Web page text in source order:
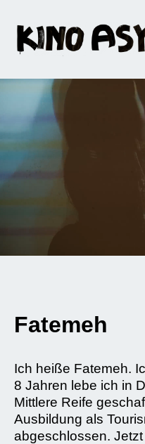
Fatemeh
Ich heiße Fatemeh.
8 Jahren lebe ich in
Mittlere Reife
Ausbildung als
abgeschlossen.